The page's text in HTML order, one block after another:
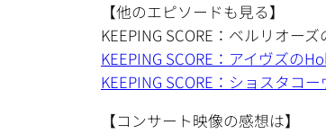
【他のエピソードも見る】
KEEPING SCORE：ベルリオー
KEEPING SCORE：アイヴズの
KEEPING SCORE：ショスタコ
【コンサート映像の感想は】